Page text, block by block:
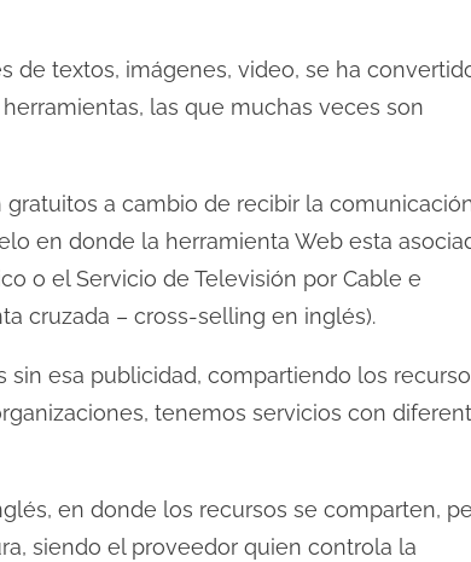
de textos, imágenes, video, se ha
las que muchas veces son
a cambio de recibir la
en donde la herramienta Web esta
o el Servicio de Televisión por Cable e
cruzada – cross-selling en inglés).
esa publicidad, compartiendo los
tenemos servicios con
en donde los recursos se comparten,
siendo el proveedor quien controla la